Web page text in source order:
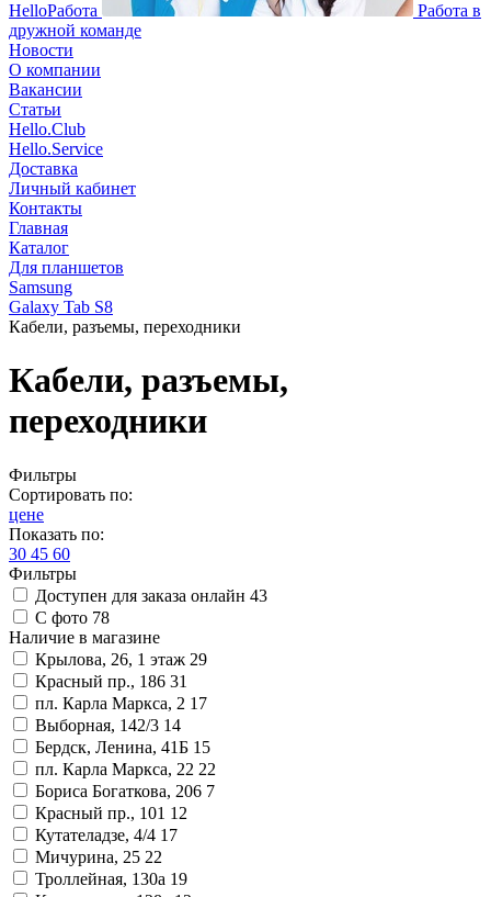
HelloРабота
Работа в
дружной команде
Новости
О компании
Вакансии
Статьи
Hello.Club
Hello.Service
Доставка
Личный кабинет
Контакты
Главная
Каталог
Для планшетов
Samsung
Galaxy Tab S8
Кабели, разъемы, переходники
Кабели, разъемы,
переходники
Фильтры
Сортировать по:
цене
Показать по:
30 45 60
Фильтры
Доступен для заказа онлайн 43
С фото 78
Наличие в магазине
Крылова, 26, 1 этаж 29
Красный пр., 186 31
пл. Карла Маркса, 2 17
Выборная, 142/3 14
Бердск, Ленина, 41Б 15
пл. Карла Маркса, 22 22
Бориса Богаткова, 206 7
Красный пр., 101 12
Кутателадзе, 4/4 17
Мичурина, 25 22
Троллейная, 130а 19